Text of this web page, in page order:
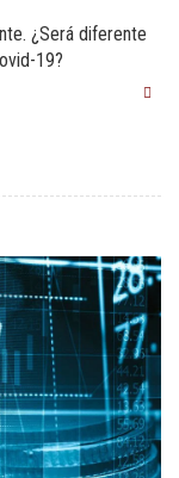
¿Será diferente
19?